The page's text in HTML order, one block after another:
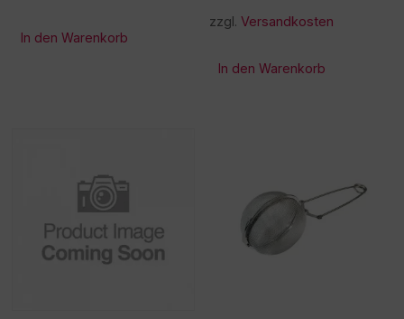
In den Warenkorb
zzgl.Versandkosten
In den Warenkorb